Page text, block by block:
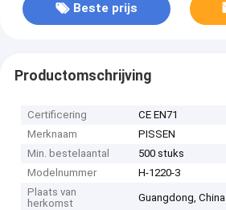
Beste prijs
Productomschrijving
Certificering
CE EN71
Merknaam
PISSEN
Min. bestelaantal
500 stuks
Modelnummer
H-1220-3
Plaats van
herkomst
Guangdong, China